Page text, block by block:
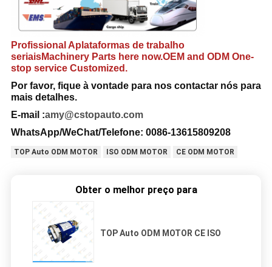
Profissional Aplataformas de trabalho
seriaisMachinery Parts here now.OEM and ODM One-
stop service Customized.
Por favor, fique à vontade para nos contactar nós para
mais detalhes.
E-mail :amy@cstopauto.com
WhatsApp/WeChat/Telefone: 0086-13615809208
TOP Auto ODM MOTOR ISO ODM MOTOR CE ODM MOTOR
Obter o melhor preço para
TOP Auto ODM MOTOR CE ISO